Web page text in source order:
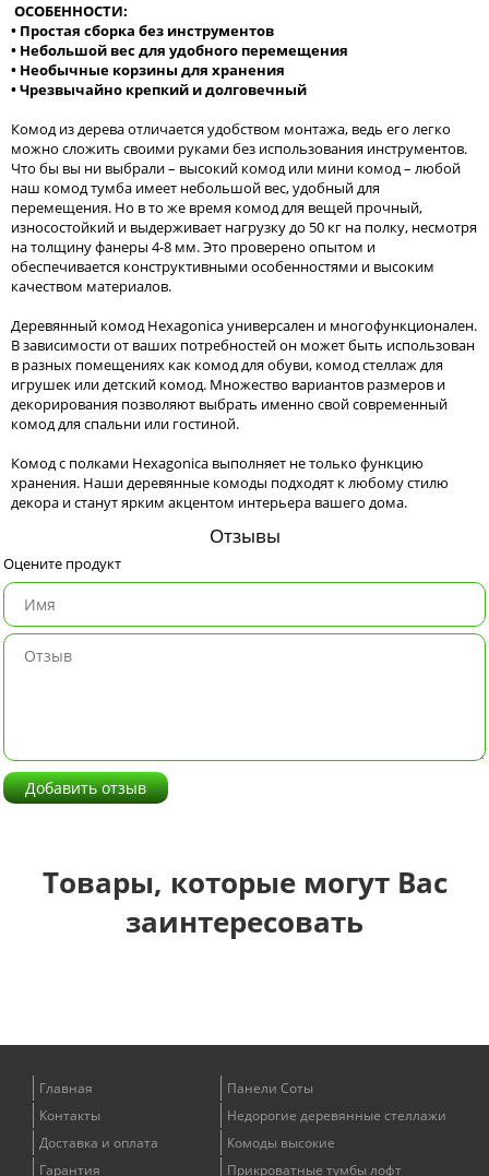
ОСОБЕННОСТИ:
• Простая сборка без инструментов
• Небольшой вес для удобного перемещения
• Необычные корзины для хранения
• Чрезвычайно крепкий и долговечный
Комод из дерева отличается удобством монтажа, ведь его легко
можно сложить своими руками без использования инструментов.
Что бы вы ни выбрали – высокий комод или мини комод – любой
наш комод тумба имеет небольшой вес, удобный для
перемещения. Но в то же время комод для вещей прочный,
износостойкий и выдерживает нагрузку до 50 кг на полку, несмотря
на толщину фанеры 4-8 мм. Это проверено опытом и
обеспечивается конструктивными особенностями и высоким
качеством материалов.
Деревянный комод Hexagonica универсален и многофункционален.
В зависимости от ваших потребностей он может быть использован
в разных помещениях как комод для обуви, комод стеллаж для
игрушек или детский комод. Множество вариантов размеров и
декорирования позволяют выбрать именно свой современный
комод для спальни или гостиной.
Комод с полками Hexagonica выполняет не только функцию
хранения. Наши деревянные комоды подходят к любому стилю
декора и станут ярким акцентом интерьера вашего дома.
Отзывы
Оцените продукт
Добавить отзыв
Товары, которые могут Вас
заинтересовать
Главная
Контакты
Доставка и оплата
Гарантия
Панели Соты
Недорогие деревянные стеллажи
Комоды высокие
Прикроватные тумбы лофт